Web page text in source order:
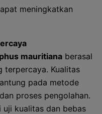
meningkatkan
mauritiana berasal
terpercaya. Kualitas
pada metode
proses pengolahan.
kualitas dan bebas